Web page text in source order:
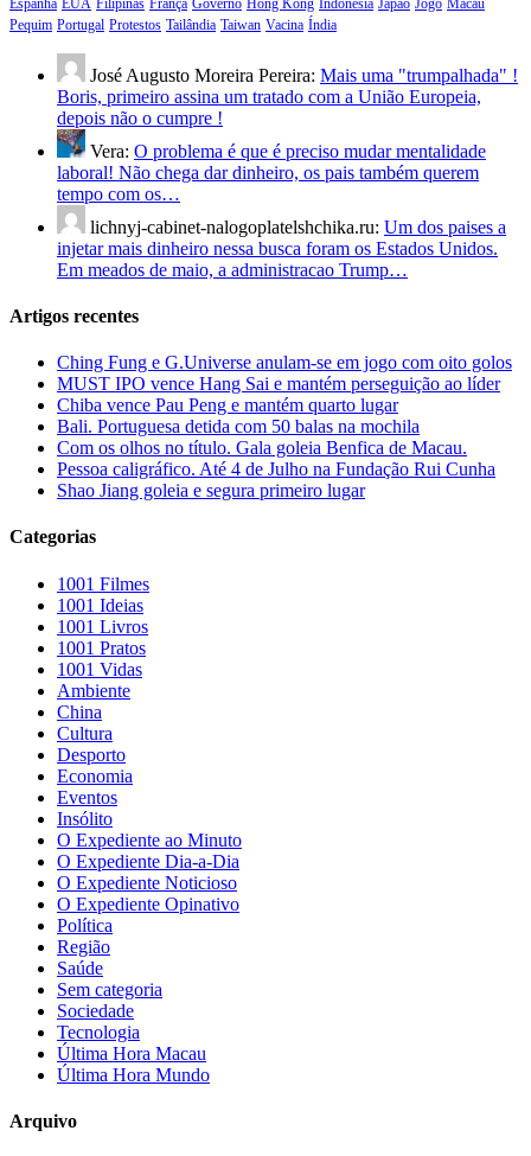
Pequim Portugal Protestos Tailândia Taiwan Vacina Índia
José Augusto Moreira Pereira: Mais uma "trumpalhada" !
Boris, primeiro assina um tratado com a União Europeia,
depois não o cumpre !
Vera: O problema é que é preciso mudar mentalidade
laboral! Não chega dar dinheiro, os pais também querem
tempo com os…
lichnyj-cabinet-nalogoplatelshchika.ru: Um dos paises a
injetar mais dinheiro nessa busca foram os Estados Unidos.
Em meados de maio, a administracao Trump…
Artigos recentes
Ching Fung e G.Universe anulam-se em jogo com oito golos
MUST IPO vence Hang Sai e mantém perseguição ao líder
Chiba vence Pau Peng e mantém quarto lugar
Bali. Portuguesa detida com 50 balas na mochila
Com os olhos no título. Gala goleia Benfica de Macau.
Pessoa caligráfico. Até 4 de Julho na Fundação Rui Cunha
Shao Jiang goleia e segura primeiro lugar
Categorias
1001 Filmes
1001 Ideias
1001 Livros
1001 Pratos
1001 Vidas
Ambiente
China
Cultura
Desporto
Economia
Eventos
Insólito
O Expediente ao Minuto
O Expediente Dia-a-Dia
O Expediente Noticioso
O Expediente Opinativo
Política
Região
Saúde
Sem categoria
Sociedade
Tecnologia
Última Hora Macau
Última Hora Mundo
Arquivo